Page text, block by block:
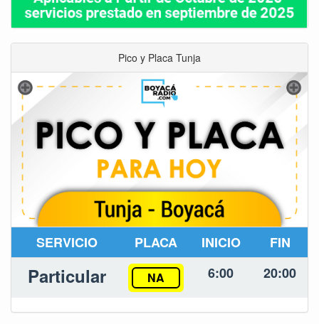
Pico y Placa Tunja
SERVICIO PLACA INICIO FIN
Particular NA 6:00 20:00